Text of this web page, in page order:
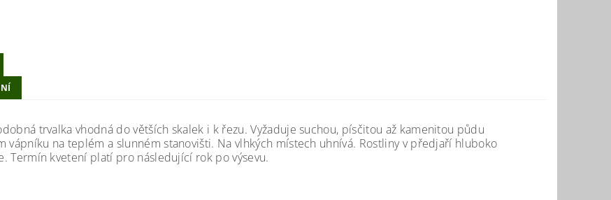
trvalka vhodná do větších skalek i k řezu. Vyžaduje suchou, písčitou až kamenitou půdu
vápníku na teplém a slunném stanovišti. Na vlhkých místech uhnívá. Rostliny v předjaří hluboko
Termín kvetení platí pro následující rok po výsevu.